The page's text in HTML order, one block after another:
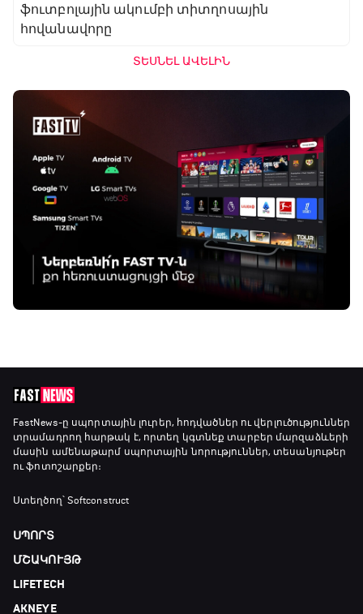
ֆուտբոլային ակումբի տիտղոսային
հովանավորը
ՏԵՍՆԵԼ ԱՎԵԼԻՆ
FastNews-ը սպորտային լուրեր, հոդվածներ ու վերլուծություններ
տրամադրող հարթակ է, որտեղ կգտնեք տարբեր մարզաձևերի
մասին ամենաթարմ սպորտային նորություններ, տեսանյութեր
ու ֆոտոշարքեր։
Ստեղծող՝ Softconstruct
ՍՊՈՐՏ
ՄՇԱԿՈՒՅԹ
LIFETECH
AKNEYE